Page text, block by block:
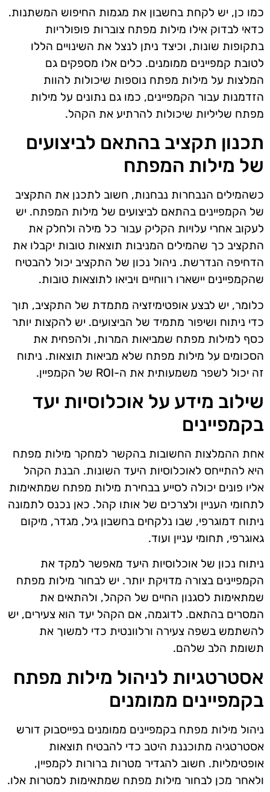
כמו כן, יש לקחת בחשבון את מגמות החיפוש המשתנות.
כדאי לבדוק אילו מילות מפתח צוברות פופולריות
בתקופות שונות, וכיצד ניתן לנצל את השינויים הללו
לטובת קמפיינים ממומנים. כלים אלו מספקים גם
המלצות על מילות מפתח נוספות שיכולות להוות
הזדמנות עבור הקמפיינים, כמו גם נתונים על מילות
מפתח שליליות שיכולות להרתיע את הקהל.
תכנון תקציב בהתאם לביצועים
של מילות המפתח
כשהמילים הנבחרות נבחנות, חשוב לתכנן את התקציב
של הקמפיינים בהתאם לביצועים של מילות המפתח. יש
לעקוב אחרי עלויות הקליק עבור כל מילה ולחלק את
התקציב כך שהמילים המניבות תוצאות טובות יקבלו את
הדחיפה הנדרשת. ניהול נכון של התקציב יכול להבטיח
שהקמפיינים יישארו רווחיים ויביאו לתוצאות טובות.
כלומר, יש לבצע אופטימיזציה מתמדת של התקציב, תוך
כדי ניתוח ושיפור מתמיד של הביצועים. יש להקצות יותר
כסף למילות מפתח שמביאות המרות, ולהפחית את
הסכומים על מילות מפתח שלא מביאות תוצאות. ניתוח
זה יכול לשפר משמעותית את ה-ROI של הקמפיין.
שילוב מידע על אוכלוסיות יעד
בקמפיינים
אחת ההמלצות החשובות בהקשר למחקר מילות מפתח
היא להתייחס לאוכלוסיות היעד השונות. הבנת הקהל
אליו פונים יכולה לסייע בבחירת מילות מפתח שמתאימות
לתחומי העניין ולצרכים של אותו קהל. כאן נכנס לתמונה
ניתוח דמוגרפי, שבו נלקחים בחשבון גיל, מגדר, מיקום
גאוגרפי, תחומי עניין ועוד.
ניתוח נכון של אוכלוסיות היעד מאפשר למקד את
הקמפיינים בצורה מדויקת יותר. יש לבחור מילות מפתח
שמתאימות לסגנון החיים של הקהל, ולהתאים את
המסרים בהתאם. לדוגמה, אם הקהל יעד הוא צעירים, יש
להשתמש בשפה צעירה ורלוונטית כדי למשוך את
תשומת הלב שלהם.
אסטרטגיות לניהול מילות מפתח
בקמפיינים ממומנים
ניהול מילות מפתח בקמפיינים ממומנים בפייסבוק דורש
אסטרטגיה מתוכננת היטב כדי להבטיח תוצאות
אופטימליות. חשוב להגדיר מטרות ברורות לקמפיין,
ולאחר מכן לבחור מילות מפתח שמתאימות למטרות אלו.